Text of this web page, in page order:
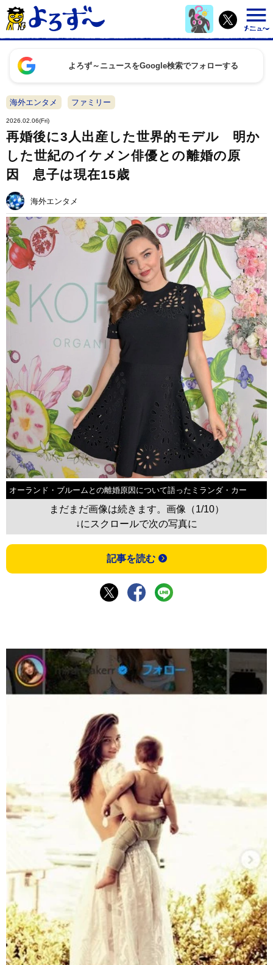
よろず～ニュースをGoogle検索でフォローする
海外エンタメ ファミリー
2026.02.06(Fri)
再婚後に3人出産した世界的モデル 明か
した世紀のイケメン俳優との離婚の原
因 息子は現在15歳
海外エンタメ
オーランド・ブルームとの離婚原因について語ったミランダ・カー
まだまだ画像は続きます。画像（1/10）
↓にスクロールで次の写真に
記事を読む